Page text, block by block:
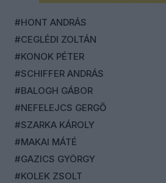
#HONT ANDRÁS
#CEGLÉDI ZOLTÁN
#KONOK PÉTER
#SCHIFFER ANDRÁS
#BALOGH GÁBOR
#NEFELEJCS GERGŐ
#SZARKA KÁROLY
#MAKAI MÁTÉ
#GAZICS GYÖRGY
#KOLEK ZSOLT